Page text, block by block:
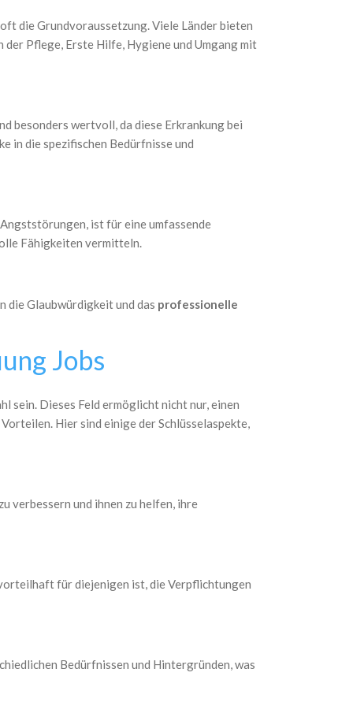
die Grundvoraussetzung. Viele Länder bieten
der Pflege, Erste Hilfe, Hygiene und Umgang mit
besonders wertvoll, da diese Erkrankung bei
in die spezifischen Bedürfnisse und
ist für eine umfassende
Fähigkeiten vermitteln.
die Glaubwürdigkeit und das professionelle
Jobs
sein. Dieses Feld ermöglicht nicht nur, einen
Hier sind einige der Schlüsselaspekte,
verbessern und ihnen zu helfen, ihre
für diejenigen ist, die Verpflichtungen
Bedürfnissen und Hintergründen, was